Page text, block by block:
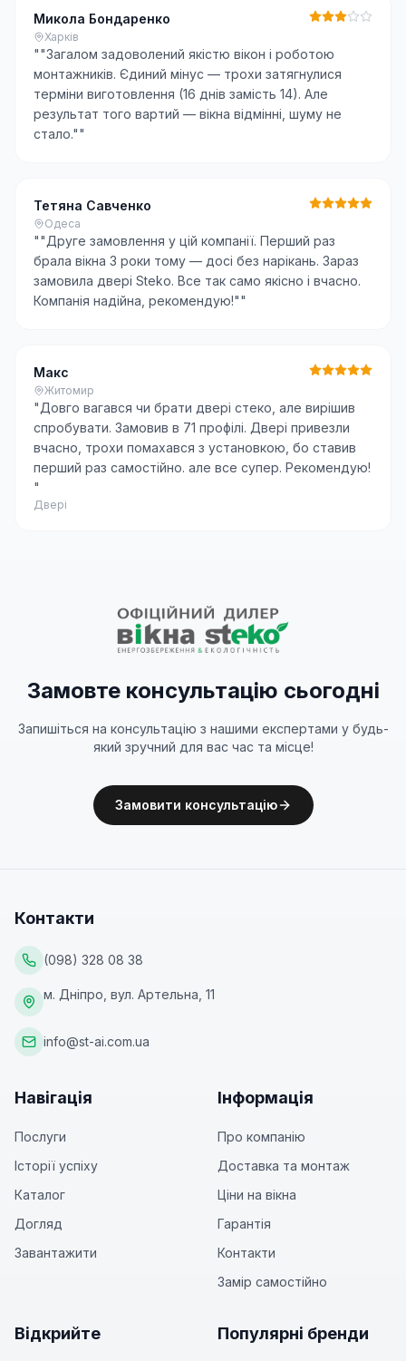
Микола Бондаренко
Харків
""Загалом задоволений якістю вікон і роботою
монтажників. Єдиний мінус — трохи затягнулися
терміни виготовлення (16 днів замість 14). Але
результат того вартий — вікна відмінні, шуму не
стало.""
Тетяна Савченко
Одеса
""Друге замовлення у цій компанії. Перший раз
брала вікна 3 роки тому — досі без нарікань. Зараз
замовила двері Steko. Все так само якісно і вчасно.
Компанія надійна, рекомендую!""
Макс
Житомир
"Довго вагався чи брати двері стеко, але вирішив
спробувати. Замовив в 71 профілі. Двері привезли
вчасно, трохи помахався з установкою, бо ставив
перший раз самостійно. але все супер. Рекомендую!
"
Двері
Замовте консультацію сьогодні
Запишіться на консультацію з нашими експертами у будь-
який зручний для вас час та місце!
Замовити консультацію
Контакти
(098) 328 08 38
м. Дніпро, вул. Артельна, 11
info@st-ai.com.ua
Навігація
Послуги
Історії успіху
Каталог
Догляд
Завантажити
Інформація
Про компанію
Доставка та монтаж
Ціни на вікна
Гарантія
Контакти
Замір самостійно
Відкрийте Популярні бренди